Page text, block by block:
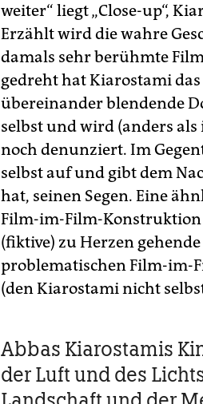
weiter“ liegt „Close-up“,
Erzählt wird die wahre
damals sehr berühmte
gedreht hat Kiarostami
übereinander blendende
selbst und wird (anders
noch denunziert. Im
selbst auf und gibt dem
hat, seinen Segen. Eine
Film-im-Film-Konstruktion
(fiktive) zu Herzen
problematischen Film-im-
(den Kiarostami nicht
Abbas Kiarostamis
der Luft und des